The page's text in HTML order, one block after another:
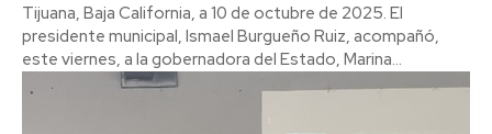
Tijuana, Baja California, a 10 de octubre de 2025. El
presidente municipal, Ismael Burgueño Ruiz, acompañó,
este viernes, a la gobernadora del Estado, Marina...